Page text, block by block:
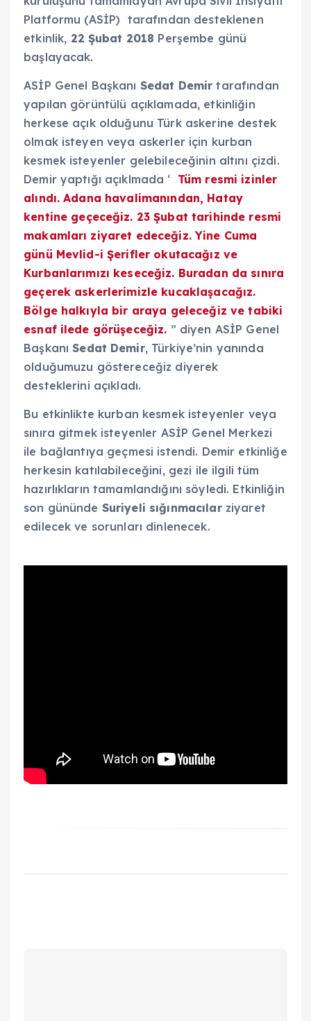
Platformu (ASİP) tarafından desteklenen
etkinlik, 22 Şubat 2018 Perşembe günü
başlayacak.
ASİP Genel Başkanı Sedat Demir tarafından
yapılan görüntülü açıklamada, etkinliğin
herkese açık olduğunu Türk askerine destek
olmak isteyen veya askerler için kurban
kesmek isteyenler gelebileceğinin altını çizdi.
Demir yaptığı açıklmada ‘ Tüm resmi izinler
alındı. Adana havalimanından, Hatay
kentine geçeceğiz. 23 Şubat tarihinde resmi
makamları ziyaret edeceğiz. Yine Cuma
günü Mevlid-i Şerifler okutacağız ve
Kurbanlarımızı keseceğiz. Buradan da sınıra
geçerek askerlerimizle kucaklaşacağız.
Bölge halkıyla bir araya geleceğiz ve tabiki
esnaf ilede görüşeceğiz. ” diyen ASİP Genel
BaşkanıSedat Demir, Türkiye’nin yanında
olduğumuzu göstereceğiz diyerek
desteklerini açıkladı.
Bu etkinlikte kurban kesmek isteyenler veya
sınıra gitmek isteyenler ASİP Genel Merkezi
ile bağlantıya geçmesi istendi. Demir etkinliğe
herkesin katılabileceğini, gezi ile ilgili tüm
hazırlıkların tamamlandığını söyledi. Etkinliğin
son gününde Suriyeli sığınmacılarziyaret
edilecek ve sorunları dinlenecek.